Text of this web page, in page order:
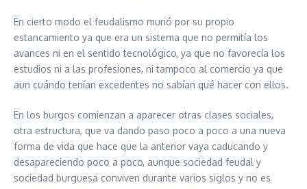
En cierto modo el feudalismo murió por su propio
estancamiento ya que era un sistema que no permitía los
avances ni en el sentido tecnológico, ya que no favorecía los
estudios ni a las profesiones, ni tampoco al comercio ya que
aun cuándo tenían excedentes no sabían qué hacer con ellos.
En los burgos comienzan a aparecer otras clases sociales,
otra estructura, que va dando paso poco a poco a una nueva
forma de vida que hace que la anterior vaya caducando y
desapareciendo poco a poco, aunque sociedad feudal y
sociedad burguesa conviven durante varios siglos y no es